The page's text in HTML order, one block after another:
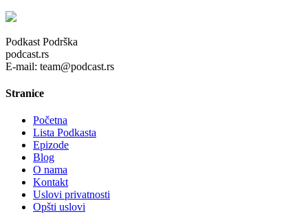
Podkast Podrška
podcast.rs
E-mail: team@podcast.rs
Stranice
Početna
Lista Podkasta
Epizode
Blog
O nama
Kontakt
Uslovi privatnosti
Opšti uslovi